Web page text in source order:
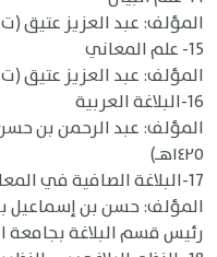
المؤلف: عبد العزيز عتيق (ت ١٣٩٦ هـ)
15- علم المعاني
المؤلف: عبد العزيز عتيق (ت ١٣٩٦ هـ)
16-البلاغة العربية
المؤلف: عبد الرحمن بن
١٤٢٥هـ)
17-البلاغة الصافية في المعاني والبيان والبديع
المؤلف: حسن بن إسماعيل
رئيس قسم البلاغة بجامعة الأزهر